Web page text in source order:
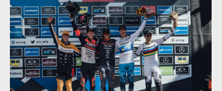
Světový pohátr ve sjezdu, Snowshow: lídři zvětšují náskok
Světový pohátr ve sjezdu, Snowshow: lídři zvětšují náskok